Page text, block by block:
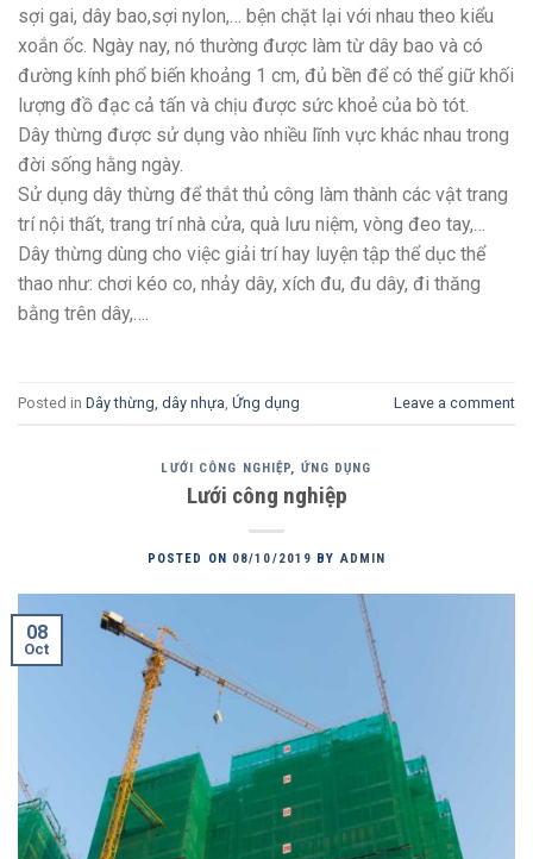
sợi gai, dây bao,sợi nylon,… bện chặt lại với nhau theo kiểu
xoắn ốc. Ngày nay, nó thường được làm từ dây bao và có
đường kính phổ biến khoảng 1 cm, đủ bền để có thể giữ khối
lượng đồ đạc cả tấn và chịu được sức khoẻ của bò tót.
Dây thừng được sử dụng vào nhiều lĩnh vực khác nhau trong
đời sống hằng ngày.
Sử dụng dây thừng để thắt thủ công làm thành các vật trang
trí nội thất, trang trí nhà cửa, quà lưu niệm, vòng đeo tay,…
Dây thừng dùng cho việc giải trí hay luyện tập thể dục thể
thao như: chơi kéo co, nhảy dây, xích đu, đu dây, đi thăng
bằng trên dây,….
Posted in Dây thừng, dây nhựa Ứng dụng Leave a comment
LƯỚI CÔNG NGHIỆP, ỨNG DỤNG
Lưới công nghiệp
POSTED ON 08/10/2019 BY ADMIN
08
Oct